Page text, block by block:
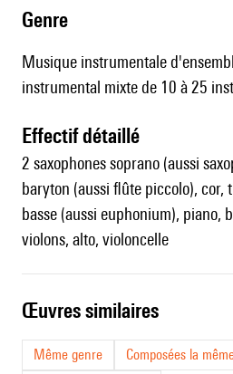
genre
Musique instrumentale
instrumental mixte de 10 à 25
effectif détaillé
2 saxophones soprano (aussi
baryton (aussi flûte piccolo), cor,
basse (aussi euphonium), piano,
violons, alto, violoncelle
œuvres similaires
Même genre
Composées la